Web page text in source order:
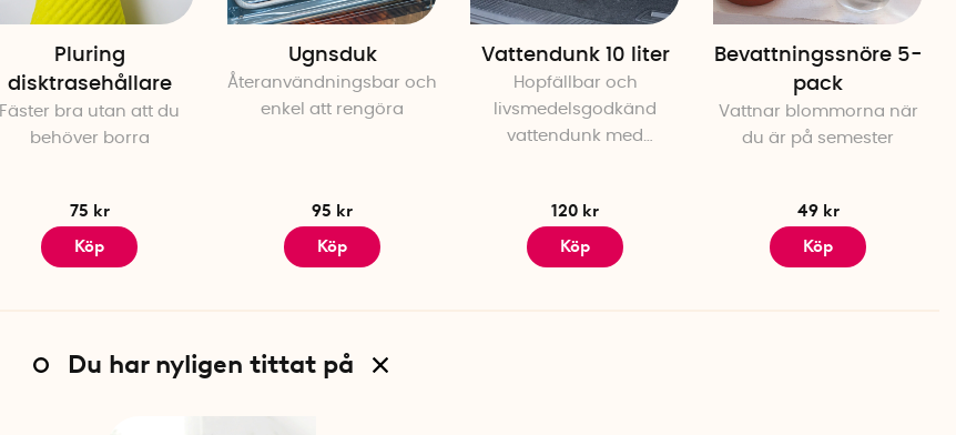
Pluring
disktrasehållare
Fäster bra utan att du
behöver borra
75 kr
Köp
Ugnsduk
Återanvändningsbar och
enkel att rengöra
95 kr
Köp
Vattendunk 10 liter
Hopfällbar och
livsmedelsgodkänd
vattendunk med
120 kr
Köp
Bevattningssnöre 5-
pack
Vattnar blommorna när
du är på semester
49 kr
Köp
Du har nyligen tittat på